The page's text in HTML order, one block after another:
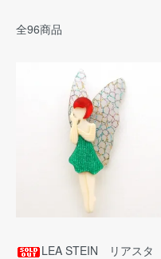
全96商品
LEA STEIN リアスタ